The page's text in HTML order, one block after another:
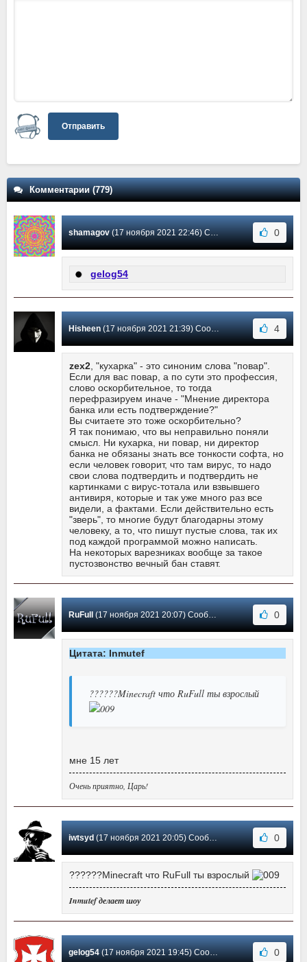
Отправить
Комментарии (779)
shamagov(17 ноября 2021 22:46) Сообщение #542 0
gelog54
Hisheen(17 ноября 2021 21:39) Сообщение #541 4
zex2 , "кухарка" - это синоним слова "повар".
Если для вас повар, а по сути это профессия,
слово оскорбительное, то тогда
перефразируем иначе - "Мнение директора
банка или есть подтверждение?"
Вы считаете это тоже оскорбительно?
Я так понимаю, что вы неправильно поняли
смысл. Ни кухарка, ни повар, ни директор
банка не обязаны знать все тонкости софта, но
если человек говорит, что там вирус, то надо
свои слова подтвердить и подтвердить не
картинками с вирус-тотала или взвывшего
антивиря, которые и так уже много раз все
видели, а фактами. Если действительно есть
"зверь", то многие будут благодарны этому
человеку, а то, что пишут пустые слова, так их
под каждой программой можно написать.
На некоторых варезниках вообще за такое
пустозвонство вечный бан ставят.
RuFull (17 ноября 2021 20:07) Сообщение #540 0
Цитата: Inmutef
??????Minecraft что RuFull ты взрослый
мне 15 лет
Очень приятно, Царь!
iwtsyd(17 ноября 2021 20:05) Сообщение #539 0
??????Minecraft что RuFull ты взрослый
Inmutef делает шоу
gelog54(17 ноября 2021 19:45) Сообщение #538 0